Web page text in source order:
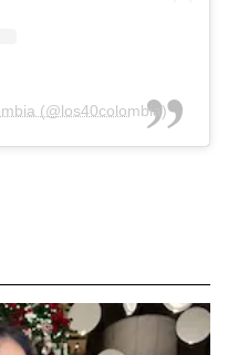
(@los40colombia)